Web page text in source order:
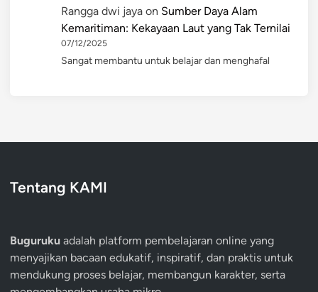
Rangga dwi jaya on Sumber Daya Alam
Kemaritiman: Kekayaan Laut yang Tak Ternilai
07/12/2025
Sangat membantu untuk belajar dan menghafal
Tentang KAMI
Buguruku adalah platform pembelajaran online yang
menyajikan bacaan edukatif, inspiratif, dan praktis untuk
mendukung proses belajar, membangun karakter, serta